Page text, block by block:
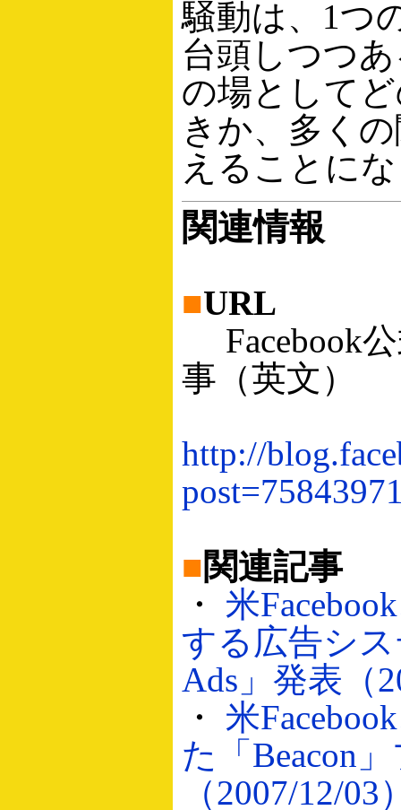
騒動は、1つ
台頭しつつ
の場として
きか、多く
えることに
関連情報
■URL
Facebook
事（英文）
http://
■関連記事
・ 米
する広告シス
Ads」発表（
・ 米
た「Beacon
（2007/12/03